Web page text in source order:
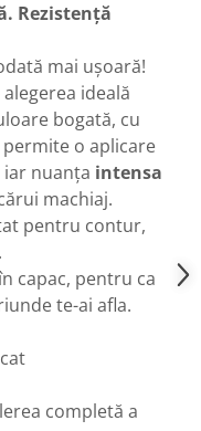
Rezistență
mai ușoară!
alegerea ideală
bogată, cu
o aplicare
iar nuanța intensa
machiaj.
pentru contur,
capac, pentru ca
te-ai afla.
completă a